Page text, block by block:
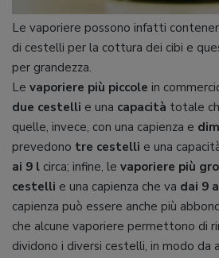
Le vaporiere possono infatti
di cestelli per la cottura dei cibi e
per grandezza.
Le vaporiere più piccole in
due cestelli e una capacità totale
quelle, invece, con una capienza e
prevedono tre cestelli e una
ai 9 l circa; infine, le vaporiere più
cestelli e una capienza che va dai 9
capienza può essere anche più
che alcune vaporiere permettono di
dividono i diversi cestelli, in modo da